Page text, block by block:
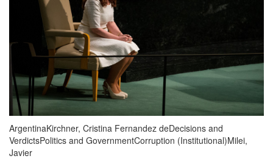
ArgentinaKirchner, Cristina Fernandez deDecisions and
VerdictsPolitics and GovernmentCorruption (Institutional)Milei,
Javier